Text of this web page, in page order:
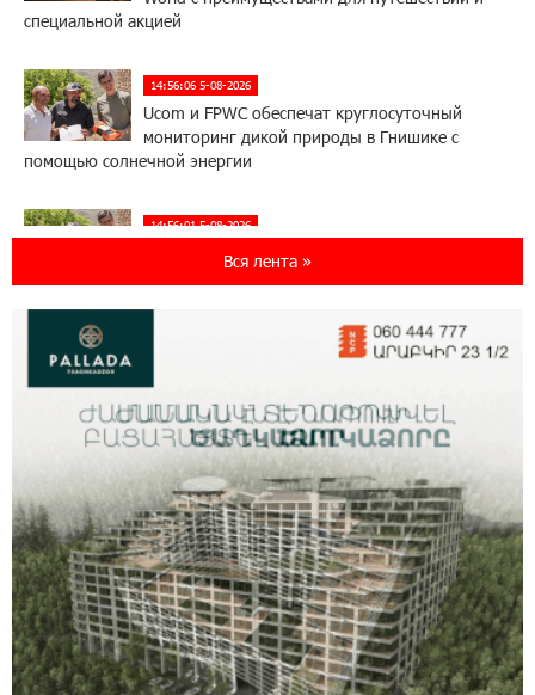
специальной акцией
14:56:06 5-08-2026
Ucom и FPWC обеспечат круглосуточный
мониторинг дикой природы в Гнишике с
помощью солнечной энергии
14:56:01 5-08-2026
Ucom и FPWC обеспечат круглосуточный
Idram и IDBank - рядом со стартапами на
Seaside Startup Summit
10:12:55 3-08-2026
В мобильном приложении Юнибанка теперь
можно зарегистрироваться также с помощью
imID
21:09:13 31-07-2026
«Бесплатные бонусы в играх»: IDBank
предупреждает о кибератаках на школьников
Вся лента »